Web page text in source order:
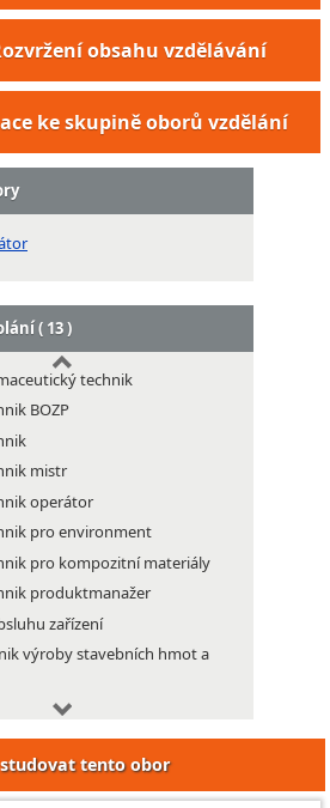
obsahu vzdělávání
ke skupině oborů vzdělání
( 13 )
v diskontinuální výrobě
technik
BOZP
mistr
operátor
pro environment
pro kompozitní materiály
produktmanažer
zařízení
výroby stavebních hmot a
v diskontinuální výrobě
v kontinuální výrobě
tento obor